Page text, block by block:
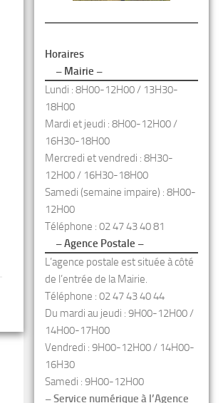
Horaires
– Mairie –
Lundi : 8H00-12H00 / 13H30-
18H00
Mardi et jeudi : 8H00-12H00 /
16H30-18H00
Mercredi et vendredi : 8H30-
12H00 / 16H30-18H00
Samedi (semaine impaire) : 8H00-
12H00
Téléphone : 02 47 43 40 81
– Agence Postale –
L’agence postale est située à côté
de l’entrée de la Mairie.
Téléphone : 02 47 43 40 44
Du mardi au jeudi : 9H00-12H00 /
14H00-17H00
Vendredi : 9H00-12H00 / 14H00-
16H30
Samedi : 9H00-12H00
– Service numérique à l’Agence